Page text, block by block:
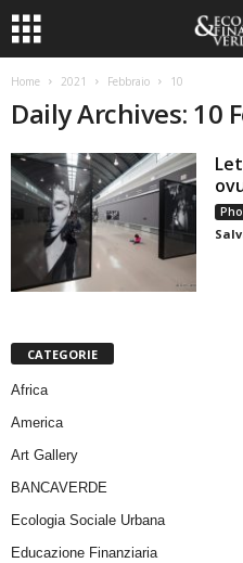
Home 2021 Febbraio 10
Daily Archives: 10
CATEGORIE
Africa
America
Art Gallery
BANCAVERDE
Ecologia Sociale Urbana
Educazione Finanziaria